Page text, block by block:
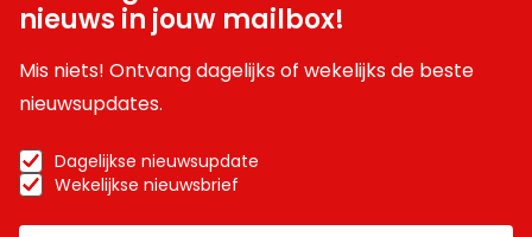
nieuws in jouw mailbox!
Mis niets! Ontvang dagelijks of wekelijks de beste
nieuwsupdates.
Dagelijkse nieuwsupdate
Wekelijkse nieuwsbrief